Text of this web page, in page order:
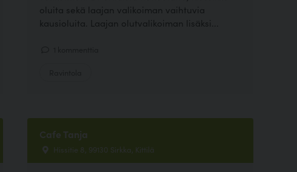
oluita sekä laajan valikoiman vaihtuvia
kausioluita. Laajan olutvalikoiman lisäksi...
Cafe Tanja
Hissitie 8, 99130 Sirkka, Kittilä